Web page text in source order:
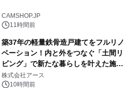
CAMSHOP.JP
11時間前
築37年の軽量鉄骨造戸建てをフルリノ
ベーション！内と外をつなぐ「土間リ
ビング」で新たな暮らしを叶えた施工
事例を株式会社アースが公開
株式会社アース
10時間前